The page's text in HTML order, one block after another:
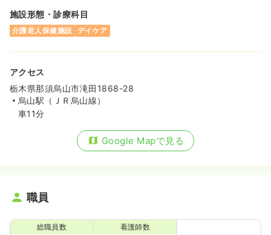
施設形態・診療科目
介護老人保健施設 デイケア
アクセス
栃木県那須烏山市滝田1868-28
烏山駅（ＪＲ烏山線）
車11分
Google Mapで見る
職員
総職員数 看護師数